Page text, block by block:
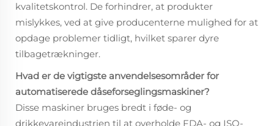
kvalitetskontrol. De forhindrer, at produkter
mislykkes, ved at give producenterne mulighed for at
opdage problemer tidligt, hvilket sparer dyre
tilbagetrækninger.
Hvad er de vigtigste anvendelsesområder for
automatiserede dåseforseglingsmaskiner?
Disse maskiner bruges bredt i føde- og
drikkevareindustrien til at overholde FDA- og ISO-